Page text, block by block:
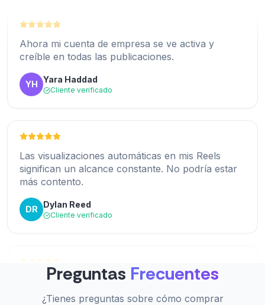
Mis Reels finalmente llegaron a la sección
anticipadas marca una gran diferencia.
DH
Cliente verificado
Sin ningún esfuerzo después de la configuración.
Publico y las visitas aparecen automáticamente.
Me encanta.
HB
Cliente verificado
Opiniones reales de cuentas auténticas. Mi índice
de interacción aumentó.
Ahora mi cuenta de empresa se ve activa y
creíble en todas las publicaciones.
YH
Cliente verificado
Las visualizaciones automáticas en mis Reels
significan un alcance constante. No podría estar
más contento.
DR
Cliente verificado
El soporte me ayudó a elegir el plan adecuado
según la frecuencia de mis publicaciones. De
primera clase.
Preguntas Frecuentes
¿Tienes preguntas sobre cómo comprar